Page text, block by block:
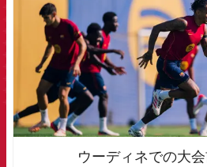
ウーディネでの大